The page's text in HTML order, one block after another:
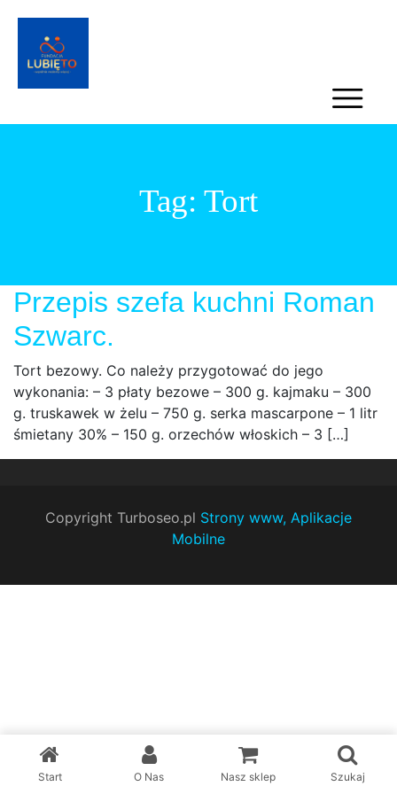
Tag: Tort
Przepis szefa kuchni Roman
Szwarc.
Tort bezowy. Co należy przygotować do jego
wykonania: – 3 płaty bezowe – 300 g. kajmaku – 300
g. truskawek w żelu – 750 g. serka mascarpone – 1 litr
śmietany 30% – 150 g. orzechów włoskich – 3 […]
Copyright Turboseo.pl Strony www, Aplikacje
Mobilne
Start O Nas Nasz sklep Szukaj